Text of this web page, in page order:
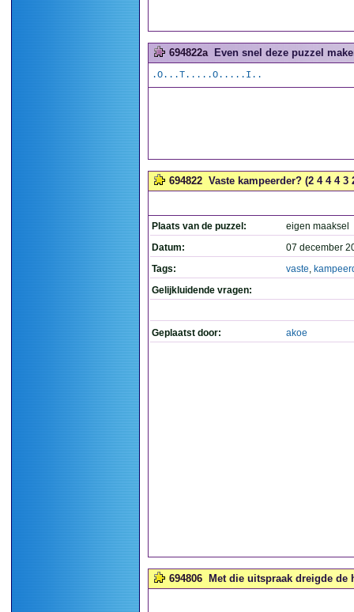
694822a Even snel deze puzzel
.O...T.....O.....I..
694822 Vaste kampeerder? (2 4 4 4 3
Plaats van de puzzel:
eigen maaksel
Datum:
07 december
Tags:
vaste,
Gelijkluidende vragen:
Geplaatst door: akoe
694806 Met die uitspraak dreigde de